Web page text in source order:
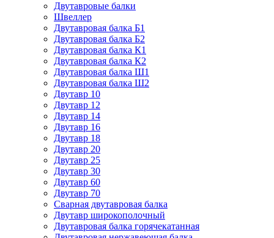
Двутавровые балки
Швеллер
Двутавровая балка Б1
Двутавровая балка Б2
Двутавровая балка К1
Двутавровая балка К2
Двутавровая балка Ш1
Двутавровая балка Ш2
Двутавр 10
Двутавр 12
Двутавр 14
Двутавр 16
Двутавр 18
Двутавр 20
Двутавр 25
Двутавр 30
Двутавр 60
Двутавр 70
Сварная двутавровая балка
Двутавр широкополочный
Двутавровая балка горячекатанная